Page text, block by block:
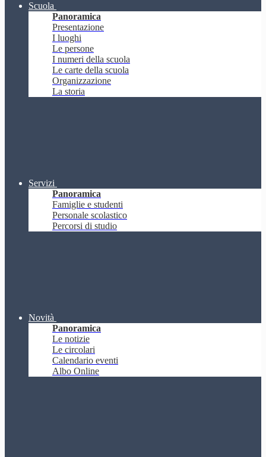
Scuola
Panoramica
Presentazione
I luoghi
Le persone
I numeri della scuola
Le carte della scuola
Organizzazione
La storia
Servizi
Panoramica
Famiglie e studenti
Personale scolastico
Percorsi di studio
Novità
Panoramica
Le notizie
Le circolari
Calendario eventi
Albo Online